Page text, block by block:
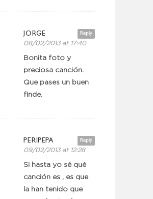
Reply
JORGE
08/02/2013 at 17:40
Bonita foto y
preciosa canción.
Que pases un buen
finde.
Reply
PERIPEPA
09/02/2013 at 12:28
Si hasta yo sé qué
canción es , es que
la han tenido que